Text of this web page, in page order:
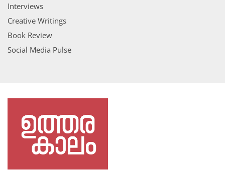
Interviews
Creative Writings
Book Review
Social Media Pulse